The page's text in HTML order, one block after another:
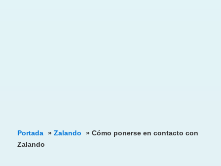
Portada » Zalando » Cómo ponerse en contacto con
Zalando